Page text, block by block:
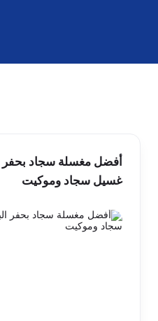
غسيل سجاد وموكيت